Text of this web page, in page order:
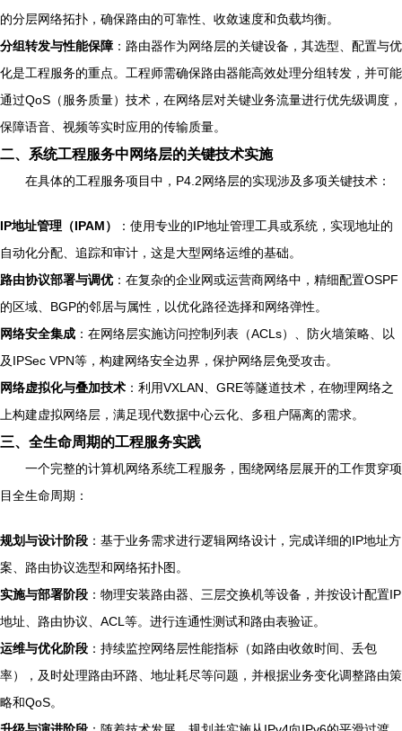
的分层网络拓扑，确保路由的可靠性、收敛速度和负载均衡。
分组转发与性能保障 ：路由器作为网络层的关键设备，其选型、配置与优
化是工程服务的重点。工程师需确保路由器能高效处理分组转发，并可能
通过QoS（服务质量）技术，在网络层对关键业务流量进行优先级调度，
保障语音、视频等实时应用的传输质量。
二、系统工程服务中网络层的关键技术实施
在具体的工程服务项目中，P4.2网络层的实现涉及多项关键技术：
IP地址管理（IPAM）
：使用专业的IP地址管理工具或系统，实现地址的
自动化分配、追踪和审计，这是大型网络运维的基础。
路由协议部署与调优：在复杂的企业网或运营商网络中，精细配置OSPF
的区域、BGP的邻居与属性，以优化路径选择和网络弹性。
网络安全集成 ：在网络层实施访问控制列表（ACLs）、防火墙策略、以
及IPSec VPN等，构建网络安全边界，保护网络层免受攻击。
网络虚拟化与叠加技术 ：利用VXLAN、GRE等隧道技术，在物理网络之
上构建虚拟网络层，满足现代数据中心云化、多租户隔离的需求。
三、全生命周期的工程服务实践
一个完整的计算机网络系统工程服务，围绕网络层展开的工作贯穿项
目全生命周期：
规划与设计阶段 ：基于业务需求进行逻辑网络设计，完成详细的IP地址方
案、路由协议选型和网络拓扑图。
实施与部署阶段 ：物理安装路由器、三层交换机等设备，并按设计配置IP
地址、路由协议、ACL等。进行连通性测试和路由表验证。
运维与优化阶段 ：持续监控网络层性能指标（如路由收敛时间、丢包
率），及时处理路由环路、地址耗尽等问题，并根据业务变化调整路由策
略和QoS。